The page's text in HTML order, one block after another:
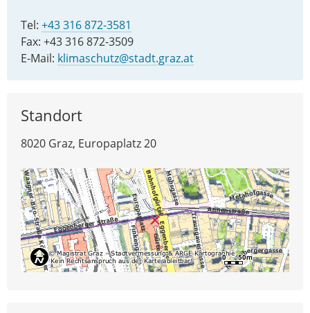
Tel: +43 316 872-3581
Fax: +43 316 872-3509
E-Mail: klimaschutz@stadt.graz.at
Standort
8020 Graz, Europaplatz 20